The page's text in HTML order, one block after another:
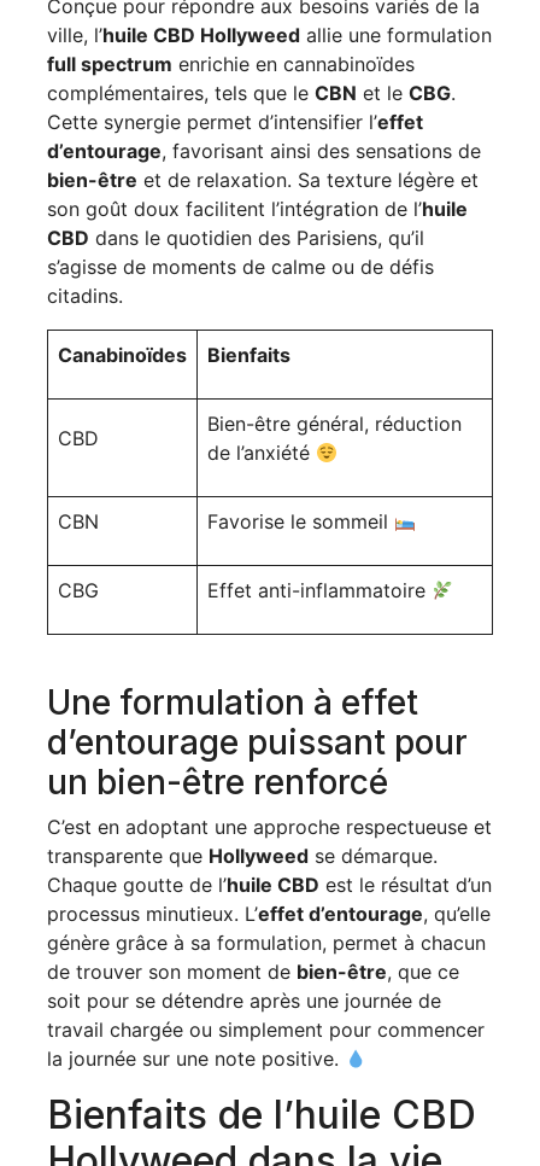
Conçue pour répondre aux besoins variés de la
ville, l’huile CBD Hollyweed allie une formulation
full spectrum enrichie en cannabinoïdes
complémentaires, tels que le CBN et le CBG.
Cette synergie permet d’intensifier l’effet
d’entourage, favorisant ainsi des sensations de
bien-être et de relaxation. Sa texture légère et
son goût doux facilitent l’intégration de l’huile
CBD dans le quotidien des Parisiens, qu’il
s’agisse de moments de calme ou de défis
citadins.
Canabinoïdes Bienfaits
CBD
Bien-être général, réduction
de l’anxiété
CBN Favorise le sommeil
CBG Effet anti-inflammatoire
Une formulation à effet
d’entourage puissant pour
un bien-être renforcé
C’est en adoptant une approche respectueuse et
transparente que Hollyweed se démarque.
Chaque goutte de l’huile CBD est le résultat d’un
processus minutieux. L’effet d’entourage, qu’elle
génère grâce à sa formulation, permet à chacun
de trouver son moment de bien-être, que ce
soit pour se détendre après une journée de
travail chargée ou simplement pour commencer
la journée sur une note positive.
Bienfaits de l’huile CBD